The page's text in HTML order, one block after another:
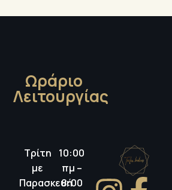
Ωράριο
Λειτουργίας
Τρίτη
με
Παρασκευή
10:00
πμ –
8:00